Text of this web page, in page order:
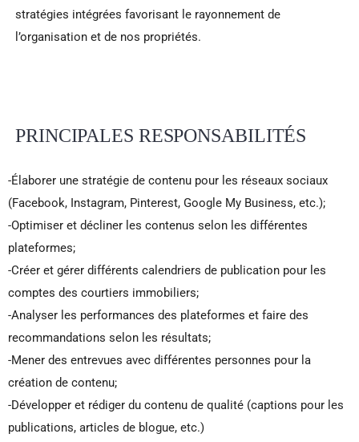
stratégies intégrées favorisant le rayonnement de
l’organisation et de nos propriétés.
PRINCIPALES RESPONSABILITÉS
-Élaborer une stratégie de contenu pour les réseaux sociaux
(Facebook, Instagram, Pinterest, Google My Business, etc.);
-Optimiser et décliner les contenus selon les différentes
plateformes;
-Créer et gérer différents calendriers de publication pour les
comptes des courtiers immobiliers;
-Analyser les performances des plateformes et faire des
recommandations selon les résultats;
-Mener des entrevues avec différentes personnes pour la
création de contenu;
-Développer et rédiger du contenu de qualité (captions pour les
publications, articles de blogue, etc.)